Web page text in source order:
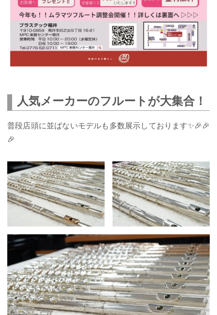
人気メーカーのフルートが大集合！
普段店頭に並ばないモデルも多数展示しております✨🎉🎉
🎉